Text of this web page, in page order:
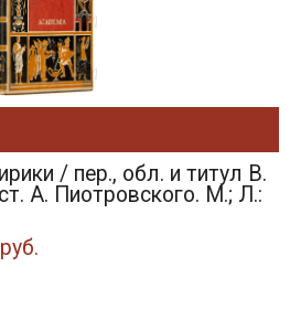
/ пер., обл. и титул В.
А. Пиотровского. М.; Л.: